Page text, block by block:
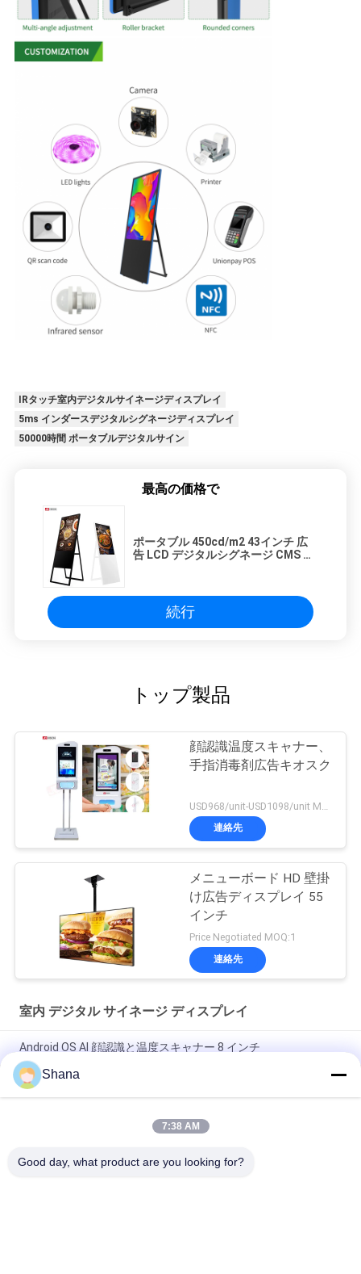
さ
い
ラ
ポ
リ
IRタッチ室内デジタルサイネージディスプレイ
5ms インダースデジタルシグネージディスプレイ
50000時間 ポータブルデジタルサイン
最高の価格で
ポータブル 450cd/m2 43インチ 広
告 LCD デジタルシグネージ CMS ソ
続行
トップ製品
顔認識温度スキャナー、
手指消毒剤広告キオスク
連絡先
メニューボード HD 壁掛
け広告ディスプレイ 55
インチ
Price Negotiated MOQ:1
連絡先
室内 デジタル サイネージ ディスプレイ
Android OS AI 顔認識と温度スキャナー 8 インチ
デジタル屋内表記を回すSmartboardは容量性タッチ画面を表示
する
JCVISION LED パネル TFT 32 インチ デジタルメニューディスプ
Shana
7:38 AM
Good day, what product are you looking for?